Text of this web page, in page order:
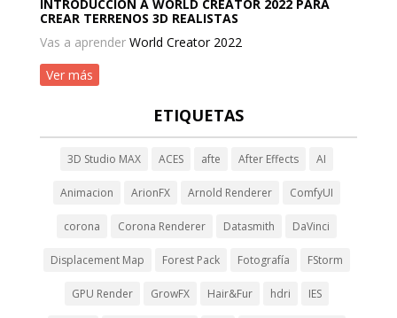
INTRODUCCIÓN A WORLD CREATOR 2022 PARA
CREAR TERRENOS 3D REALISTAS
Vas a aprender World Creator 2022
Ver más
ETIQUETAS
3D Studio MAX ACES afte After Effects AI
Animacion ArionFX Arnold Renderer ComfyUI
corona Corona Renderer Datasmith DaVinci
Displacement Map Forest Pack Fotografía FStorm
GPU Render GrowFX Hair&Fur hdri IES